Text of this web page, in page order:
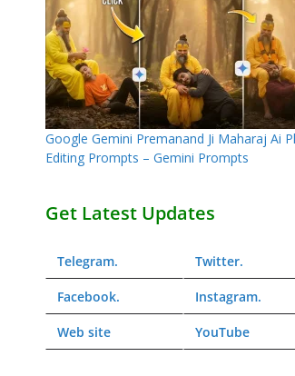
Google Gemini Premanand Ji Maharaj Ai
Editing Prompts – Gemini Prompts
Get Latest Updates
Telegram. Twitter.
Facebook. Instagram.
Web site YouTube